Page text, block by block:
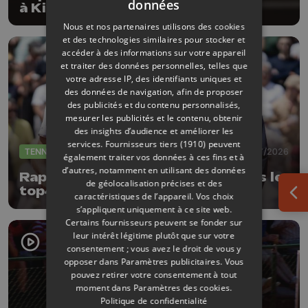
à Kitzbühel
TENNIS 20/07/2026
Raphaël Collignon désormais dans le
top40 mondial après sa finale à
données
Nous et nos partenaires utilisons des cookies
et des technologies similaires pour stocker et
accéder à des informations sur votre appareil
et traiter des données personnelles, telles que
votre adresse IP, des identifiants uniques et
des données de navigation, afin de proposer
des publicités et du contenu personnalisés,
mesurer les publicités et le contenu, obtenir
des insights d’audience et améliorer les
services. Fournisseurs tiers (1910) peuvent
également traiter vos données à ces fins et à
d’autres, notamment en utilisant des données
de géolocalisation précises et des
caractéristiques de l’appareil. Vos choix
s’appliquent uniquement à ce site web.
Certains fournisseurs peuvent se fonder sur
leur intérêt légitime plutôt que sur votre
consentement ; vous avez le droit de vous y
opposer dans Paramètres publicitaires. Vous
pouvez retirer votre consentement à tout
moment dans Paramètres des cookies.
Politique de confidentialité